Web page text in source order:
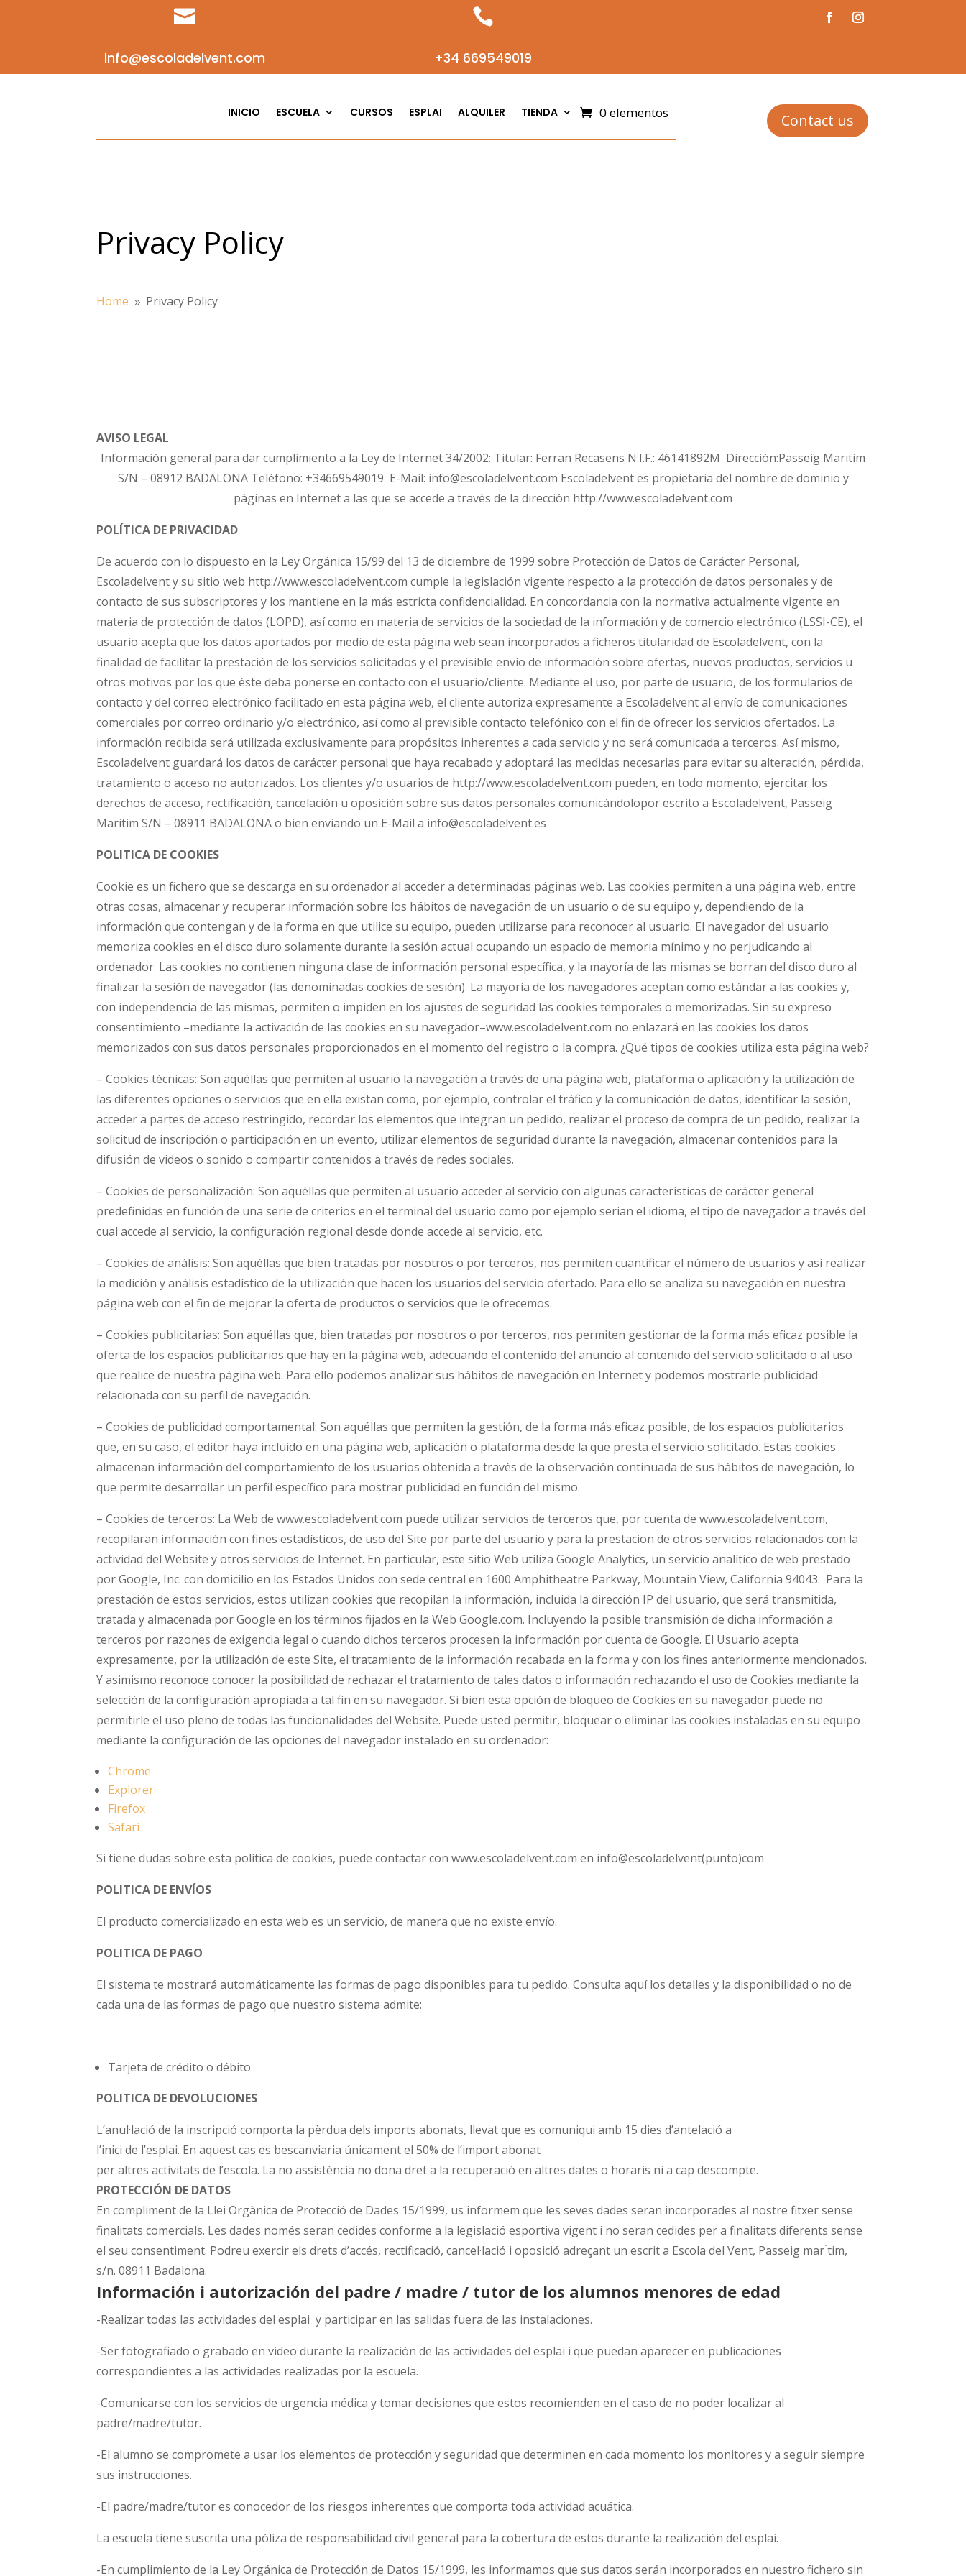

info@escoladelvent.com

+34 669549019
INICIO ESCUELA CURSOS ESPLAI ALQUILER TIENDA 0 elementos Contact us
Privacy Policy
Home 9 Privacy Policy
AVISO LEGAL
Información general para dar cumplimiento a la Ley de Internet 34/2002: Titular: Ferran Recasens N.I.F.: 46141892M Dirección:Passeig Maritim
S/N – 08912 BADALONA Teléfono: +34669549019 E-Mail: info@escoladelvent.com Escoladelvent es propietaria del nombre de dominio y
páginas en Internet a las que se accede a través de la dirección http://www.escoladelvent.com
POLÍTICA DE PRIVACIDAD
De acuerdo con lo dispuesto en la Ley Orgánica 15/99 del 13 de diciembre de 1999 sobre Protección de Datos de Carácter Personal,
Escoladelvent y su sitio web http://www.escoladelvent.com cumple la legislación vigente respecto a la protección de datos personales y de
contacto de sus subscriptores y los mantiene en la más estricta confidencialidad. En concordancia con la normativa actualmente vigente en
materia de protección de datos (LOPD), así como en materia de servicios de la sociedad de la información y de comercio electrónico (LSSI-CE), el
usuario acepta que los datos aportados por medio de esta página web sean incorporados a ficheros titularidad de Escoladelvent, con la
finalidad de facilitar la prestación de los servicios solicitados y el previsible envío de información sobre ofertas, nuevos productos, servicios u
otros motivos por los que éste deba ponerse en contacto con el usuario/cliente. Mediante el uso, por parte de usuario, de los formularios de
contacto y del correo electrónico facilitado en esta página web, el cliente autoriza expresamente a Escoladelvent al envío de comunicaciones
comerciales por correo ordinario y/o electrónico, así como al previsible contacto telefónico con el fin de ofrecer los servicios ofertados. La
información recibida será utilizada exclusivamente para propósitos inherentes a cada servicio y no será comunicada a terceros. Así mismo,
Escoladelvent guardará los datos de carácter personal que haya recabado y adoptará las medidas necesarias para evitar su alteración, pérdida,
tratamiento o acceso no autorizados. Los clientes y/o usuarios de http://www.escoladelvent.com pueden, en todo momento, ejercitar los
derechos de acceso, rectificación, cancelación u oposición sobre sus datos personales comunicándolopor escrito a Escoladelvent, Passeig
Maritim S/N – 08911 BADALONA o bien enviando un E-Mail a info@escoladelvent.es
POLITICA DE COOKIES
Cookie es un fichero que se descarga en su ordenador al acceder a determinadas páginas web. Las cookies permiten a una página web, entre
otras cosas, almacenar y recuperar información sobre los hábitos de navegación de un usuario o de su equipo y, dependiendo de la
información que contengan y de la forma en que utilice su equipo, pueden utilizarse para reconocer al usuario. El navegador del usuario
memoriza cookies en el disco duro solamente durante la sesión actual ocupando un espacio de memoria mínimo y no perjudicando al
ordenador. Las cookies no contienen ninguna clase de información personal específica, y la mayoría de las mismas se borran del disco duro al
finalizar la sesión de navegador (las denominadas cookies de sesión). La mayoría de los navegadores aceptan como estándar a las cookies y,
con independencia de las mismas, permiten o impiden en los ajustes de seguridad las cookies temporales o memorizadas. Sin su expreso
consentimiento –mediante la activación de las cookies en su navegador–www.escoladelvent.com no enlazará en las cookies los datos
memorizados con sus datos personales proporcionados en el momento del registro o la compra. ¿Qué tipos de cookies utiliza esta página web?
– Cookies técnicas: Son aquéllas que permiten al usuario la navegación a través de una página web, plataforma o aplicación y la utilización de
las diferentes opciones o servicios que en ella existan como, por ejemplo, controlar el tráfico y la comunicación de datos, identificar la sesión,
acceder a partes de acceso restringido, recordar los elementos que integran un pedido, realizar el proceso de compra de un pedido, realizar la
solicitud de inscripción o participación en un evento, utilizar elementos de seguridad durante la navegación, almacenar contenidos para la
difusión de videos o sonido o compartir contenidos a través de redes sociales.
– Cookies de personalización: Son aquéllas que permiten al usuario acceder al servicio con algunas características de carácter general
predefinidas en función de una serie de criterios en el terminal del usuario como por ejemplo serian el idioma, el tipo de navegador a través del
cual accede al servicio, la configuración regional desde donde accede al servicio, etc.
– Cookies de análisis: Son aquéllas que bien tratadas por nosotros o por terceros, nos permiten cuantificar el número de usuarios y así realizar
la medición y análisis estadístico de la utilización que hacen los usuarios del servicio ofertado. Para ello se analiza su navegación en nuestra
página web con el fin de mejorar la oferta de productos o servicios que le ofrecemos.
– Cookies publicitarias: Son aquéllas que, bien tratadas por nosotros o por terceros, nos permiten gestionar de la forma más eficaz posible la
oferta de los espacios publicitarios que hay en la página web, adecuando el contenido del anuncio al contenido del servicio solicitado o al uso
que realice de nuestra página web. Para ello podemos analizar sus hábitos de navegación en Internet y podemos mostrarle publicidad
relacionada con su perfil de navegación.
– Cookies de publicidad comportamental: Son aquéllas que permiten la gestión, de la forma más eficaz posible, de los espacios publicitarios
que, en su caso, el editor haya incluido en una página web, aplicación o plataforma desde la que presta el servicio solicitado. Estas cookies
almacenan información del comportamiento de los usuarios obtenida a través de la observación continuada de sus hábitos de navegación, lo
que permite desarrollar un perfil específico para mostrar publicidad en función del mismo.
– Cookies de terceros: La Web de www.escoladelvent.com puede utilizar servicios de terceros que, por cuenta de www.escoladelvent.com,
recopilaran información con fines estadísticos, de uso del Site por parte del usuario y para la prestacion de otros servicios relacionados con la
actividad del Website y otros servicios de Internet. En particular, este sitio Web utiliza Google Analytics, un servicio analítico de web prestado
por Google, Inc. con domicilio en los Estados Unidos con sede central en 1600 Amphitheatre Parkway, Mountain View, California 94043. Para la
prestación de estos servicios, estos utilizan cookies que recopilan la información, incluida la dirección IP del usuario, que será transmitida,
tratada y almacenada por Google en los términos fijados en la Web Google.com. Incluyendo la posible transmisión de dicha información a
terceros por razones de exigencia legal o cuando dichos terceros procesen la información por cuenta de Google. El Usuario acepta
expresamente, por la utilización de este Site, el tratamiento de la información recabada en la forma y con los fines anteriormente mencionados.
Y asimismo reconoce conocer la posibilidad de rechazar el tratamiento de tales datos o información rechazando el uso de Cookies mediante la
selección de la configuración apropiada a tal fin en su navegador. Si bien esta opción de bloqueo de Cookies en su navegador puede no
permitirle el uso pleno de todas las funcionalidades del Website. Puede usted permitir, bloquear o eliminar las cookies instaladas en su equipo
mediante la configuración de las opciones del navegador instalado en su ordenador:
Chrome
Explorer
Firefox
Safari
Si tiene dudas sobre esta política de cookies, puede contactar con www.escoladelvent.com en info@escoladelvent(punto)com
POLITICA DE ENVÍOS
El producto comercializado en esta web es un servicio, de manera que no existe envío.
POLITICA DE PAGO
El sistema te mostrará automáticamente las formas de pago disponibles para tu pedido. Consulta aquí los detalles y la disponibilidad o no de
cada una de las formas de pago que nuestro sistema admite:
Tarjeta de crédito o débito
POLITICA DE DEVOLUCIONES
L’anul·lació de la inscripció comporta la pèrdua dels imports abonats, llevat que es comuniqui amb 15 dies d’antelació a
l’inici de l’esplai. En aquest cas es bescanviaria únicament el 50% de l’import abonat
per altres activitats de l’escola. La no assistència no dona dret a la recuperació en altres dates o horaris ni a cap descompte.
PROTECCIÓN DE DATOS
En compliment de la Llei Orgànica de Protecció de Dades 15/1999, us informem que les seves dades seran incorporades al nostre fitxer sense
finalitats comercials. Les dades només seran cedides conforme a la legislació esportiva vigent i no seran cedides per a finalitats diferents sense
el seu consentiment. Podreu exercir els drets d’accés, rectificació, cancel·lació i oposició adreçant un escrit a Escola del Vent, Passeig mar ́tim,
s/n. 08911 Badalona.
Información i autorización del padre / madre / tutor de los alumnos menores de edad
-Realizar todas las actividades del esplai y participar en las salidas fuera de las instalaciones.
-Ser fotografiado o grabado en video durante la realización de las actividades del esplai i que puedan aparecer en publicaciones
correspondientes a las actividades realizadas por la escuela.
-Comunicarse con los servicios de urgencia médica y tomar decisiones que estos recomienden en el caso de no poder localizar al
padre/madre/tutor.
-El alumno se compromete a usar los elementos de protección y seguridad que determinen en cada momento los monitores y a seguir siempre
sus instrucciones.
-El padre/madre/tutor es conocedor de los riesgos inherentes que comporta toda actividad acuática.
La escuela tiene suscrita una póliza de responsabilidad civil general para la cobertura de estos durante la realización del esplai.
-En cumplimiento de la Ley Orgánica de Protección de Datos 15/1999, les informamos que sus datos serán incorporados en nuestro fichero sin